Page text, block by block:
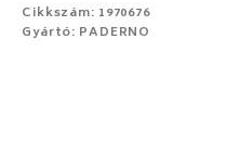
Cikkszám: 1970676
Gyártó: PADERNO